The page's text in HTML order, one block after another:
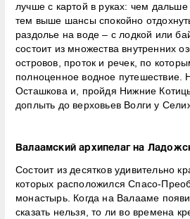
лучше с картой в руках: чем дальше
тем выше шансы спокойно
раздолье на воде – с лодкой или
состоит из множества внутренних
островов, проток и речек, по
полноценное водное путешествие.
Осташкова и, пройдя Нижние
доплыть до верховьев Волги у
Валаамский архипелаг на
Состоит из десятков удивительно
которых расположился Спасо-
монастырь. Когда на Валааме
сказать нельзя, то ли во времена